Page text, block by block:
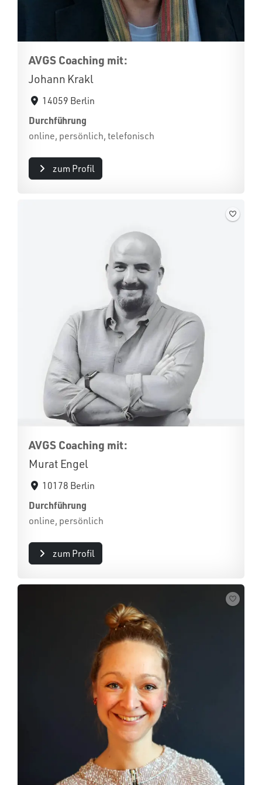
AVGS Coaching mit:
Johann Krakl
14059 Berlin
Durchführung
online, persönlich, telefonisch
zum Profil
AVGS Coaching mit:
Murat Engel
10178 Berlin
Durchführung
online, persönlich
zum Profil